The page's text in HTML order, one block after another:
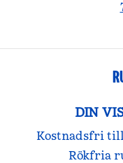
DIN
Kostnadsfri
Rökfria